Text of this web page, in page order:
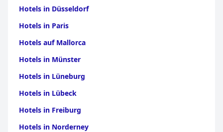
Hotels in Düsseldorf
Hotels in Paris
Hotels auf Mallorca
Hotels in Münster
Hotels in Lüneburg
Hotels in Lübeck
Hotels in Freiburg
Hotels in Norderney